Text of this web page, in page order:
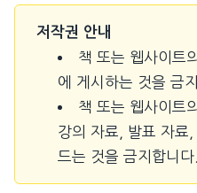
저작권 안내
책 또는 웹사이트
에 게시하는 것을 금
책 또는 웹사이트
강의 자료, 발표 자료
드는 것을 금지합니다.